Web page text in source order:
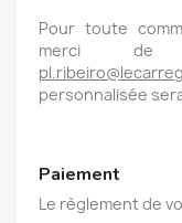
Pour toute
merci de
personnalisée
Paiement
Le règlement de